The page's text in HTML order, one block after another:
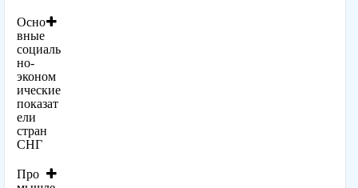
Осно
вные
социаль
но-
эконом
ические
показат
ели
стран
СНГ
Про